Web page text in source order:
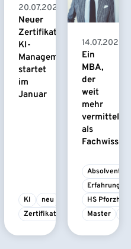
20.07.2026
Neuer
Zertifikatskurs
KI-
Management
startet
im
Januar
KI
neu
Zertifikatskurs
14.07.2026
Ein
MBA,
der
weit
mehr
vermittelt
als
Fachwissen
Absolvent/-
HS
Master